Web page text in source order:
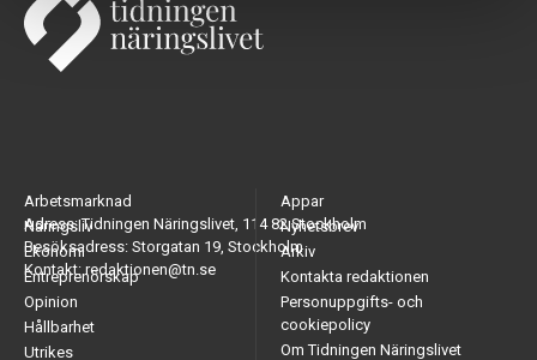
Adress: Tidningen Näringslivet, 114 82 Stockholm
Besöksadress: Storgatan 19, Stockholm
Kontakt: redaktionen@tn.se
Arbetsmarknad
Näringsliv
Ekonomi
Entreprenörskap
Opinion
Hållbarhet
Utrikes
Appar
Nyhetsbrev
Arkiv
Kontakta redaktionen
Personuppgifts- och
cookiepolicy
Om Tidningen Näringslivet